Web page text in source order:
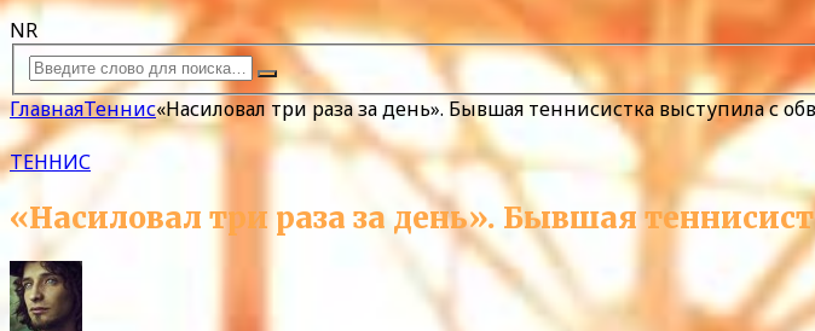
NR
ГлавнаяТеннис«Насиловал три раза за день». Бывшая теннисистка выступила с
ТЕННИС
«Насиловал три раза за день». Бывшая